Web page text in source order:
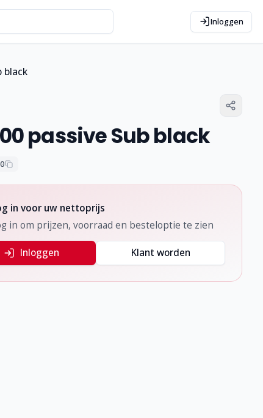
Inloggen
black
passive Sub black
in voor uw nettoprijs
in om prijzen, voorraad en besteloptie te zien
Inloggen Klant worden